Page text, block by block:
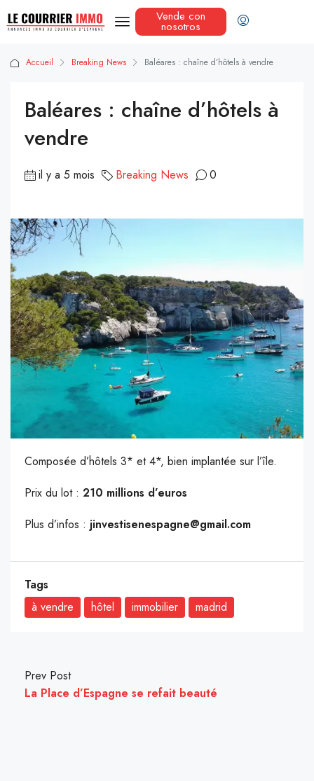
Vende con
nosotros
Accueil Breaking News Baléares : chaîne d’hôtels à vendre
Baléares : chaîne d’hôtels à
vendre
il y a 5 mois Breaking News 0
Composée d’hôtels 3* et 4*, bien implantée sur l’île.
Prix du lot : 210 millions d’euros
Plus d’infos : jinvestisenespagne@gmail.com
Tags
à vendre
hôtel immobilier madrid
Prev Post
La Place d’Espagne se refait beauté